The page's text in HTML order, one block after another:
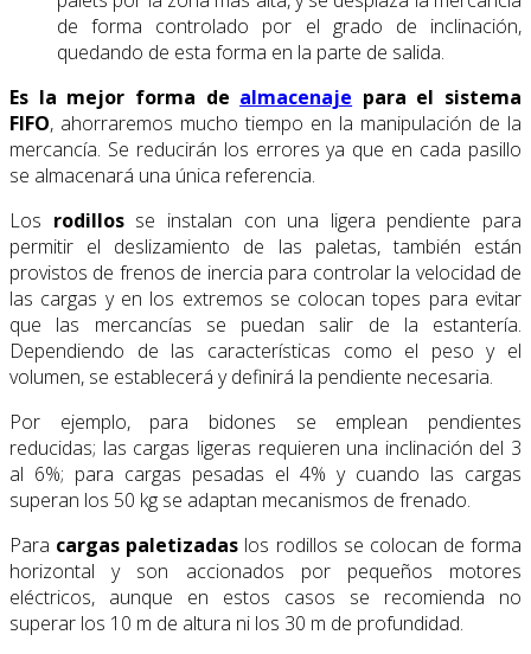
de forma controlado por el grado de inclinación,
quedando de esta forma en la parte de salida.
Es la mejor forma de almacenaje para el sistema
FIFO, ahorraremos mucho tiempo en la manipulación de la
mercancía. Se reducirán los errores ya que en cada pasillo
se almacenará una única referencia.
Los rodillosse instalan con una ligera pendiente para
permitir el deslizamiento de las paletas, también están
provistos de frenos de inercia para controlar la velocidad de
las cargas y en los extremos se colocan topes para evitar
que las mercancías se puedan salir de la estantería.
Dependiendo de las características como el peso y el
volumen, se establecerá y definirá la pendiente necesaria.
Por ejemplo, para bidones se emplean pendientes
reducidas; las cargas ligeras requieren una inclinación del 3
al 6%; para cargas pesadas el 4% y cuando las cargas
superan los 50 kg se adaptan mecanismos de frenado.
Para cargas paletizadas los rodillos se colocan de forma
horizontal y son accionados por pequeños motores
eléctricos, aunque en estos casos se recomienda no
superar los 10 m de altura ni los 30 m de profundidad.